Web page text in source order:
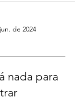
de 2024
nada para